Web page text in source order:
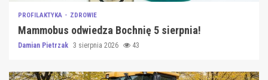
PROFILAKTYKA ZDROWIE
Mammobus odwiedza Bochnię 5 sierpnia!
Damian Pietrzak 3 sierpnia 2026 43